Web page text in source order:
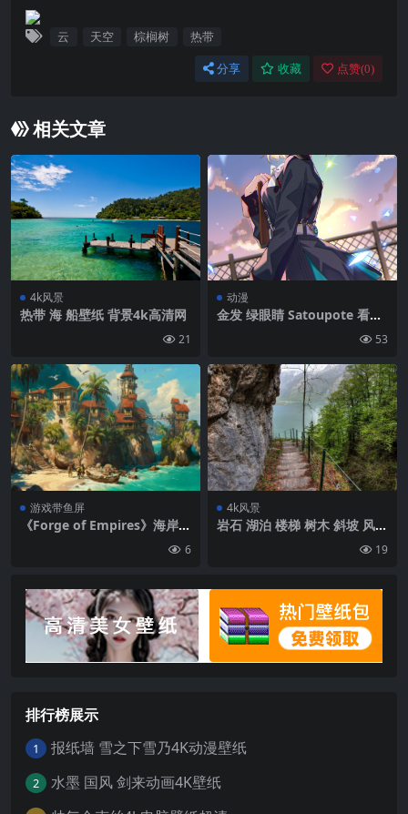
云 天空 棕榈树 热带
分享 收藏 点赞(0)
相关文章
4k风景
热带 海 船壁纸 背景4k高清网
21
动漫
金发 绿眼睛 Satoupote 看着
天堂烧红 肖像展示 动漫女孩
红） 回头看 黑色连衣裙 连裤
袜 剪贴板 发带 长袖 脸红 白色
腰带 云朵 日落 白色连裤袜、
晚霞 白色蝴蝶结 天空 连衣裙
网格|1620×2880
53
游戏带鱼屏
《Forge of Empires》海岸
6
4k风景
岩石 湖泊 楼梯 树木 斜坡 风景
19
排行榜展示
1 报纸墙 雪之下雪乃4K动漫壁纸
2 水墨 国风 剑来动画4K壁纸